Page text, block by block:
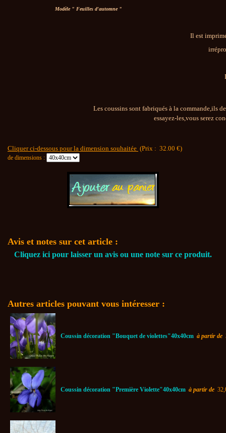
Modèle " Feuilles d'automne "
Il est
Les coussins sont fabriqués à la commande,ils
essayez-les,vous serez
Cliquer ci-dessous pour la dimension souhaitée (Prix : 32.00 €)
de dimensions :
Avis et notes sur cet article :
Cliquez ici pour laisser un avis ou une note sur ce produit.
Autres articles pouvant vous intéresser :
Coussin décoration "Bouquet de violettes"40x40cm à partir de
Coussin décoration "Première Violette"40x40cm à partir de